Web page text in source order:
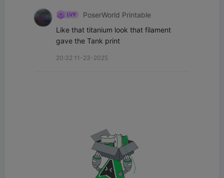
PoserWorld Printable
Like that titanium look that filament
gave the Tank print
20:32 11-23-2025